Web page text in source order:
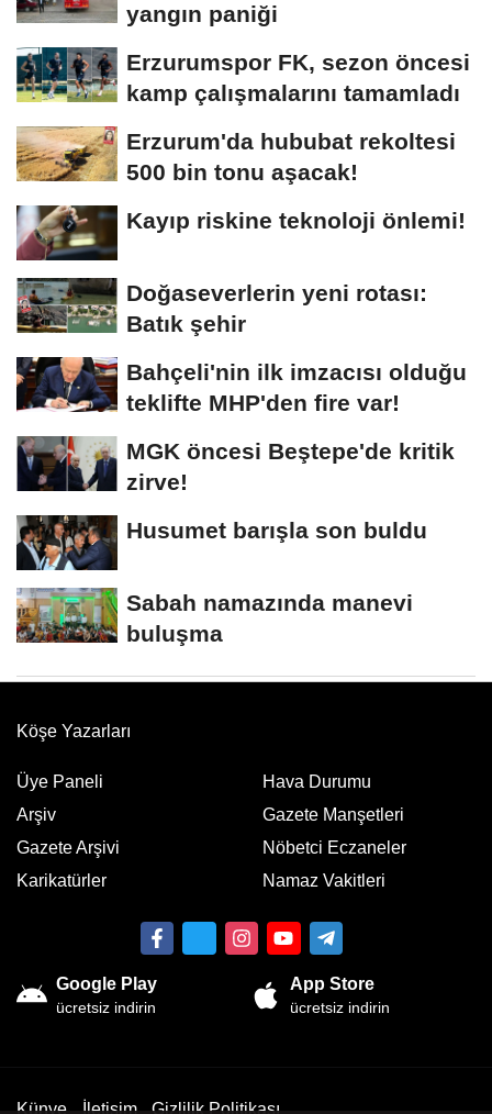
yangın paniği
Erzurumspor FK, sezon öncesi
kamp çalışmalarını tamamladı
Erzurum'da hububat rekoltesi
500 bin tonu aşacak!
Kayıp riskine teknoloji önlemi!
Doğaseverlerin yeni rotası:
Batık şehir
Bahçeli'nin ilk imzacısı olduğu
teklifte MHP'den fire var!
MGK öncesi Beştepe'de kritik
zirve!
Husumet barışla son buldu
Sabah namazında manevi
buluşma
Köşe Yazarları
Üye Paneli
Arşiv
Gazete Arşivi
Karikatürler
Hava Durumu
Gazete Manşetleri
Nöbetci Eczaneler
Namaz Vakitleri
Google Play
ücretsiz indirin
App Store
ücretsiz indirin
Künye İletişim Gizlilik Politikası